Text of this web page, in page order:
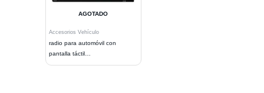
AGOTADO
Accesorios Vehículo
radio para automóvil con
pantalla táctil
BT/MP3/USB/SD/AUX.